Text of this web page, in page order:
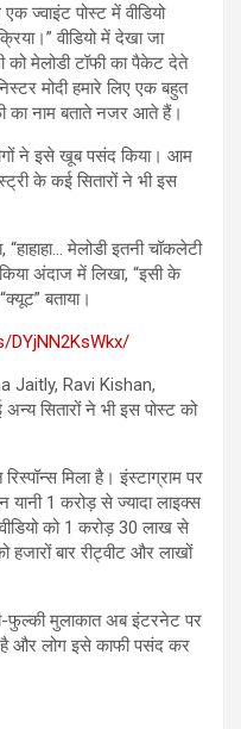
ज्वाइंट पोस्ट में वीडियो
वीडियो में देखा जा
को मेलोडी टॉफी का पैकेट देते
मोदी हमारे लिए एक बहुत
का नाम बताते नजर आते हैं।
ने इसे खूब पसंद किया। आम
के कई सितारों ने भी इस
मेलोडी इतनी चॉकलेटी
अंदाज में लिखा, “इसी के
बताया।
Jaitly, Ravi Kishan,
सितारों ने भी इस पोस्ट को
मिला है। इंस्टाग्राम पर
यानी 1 करोड़ से ज्यादा लाइक्स
को 1 करोड़ 30 लाख से
हजारों बार रीट्वीट और लाखों
फुल्की मुलाकात अब इंटरनेट पर
है और लोग इसे काफी पसंद कर